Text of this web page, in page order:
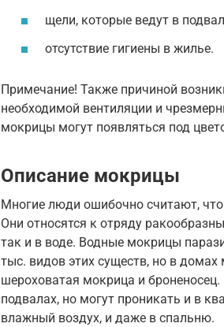
щели, которые ведут в
отсутствие гигиены в жилье.
Примечание! Также причиной
необходимой вентиляции и
мокрицы могут появляться под
Описание мокрицы
Многие люди ошибочно считают,
Они относятся к отряду
так и в воде. Водные мокрицы
тыс. видов этих существ, но в домах
шероховатая мокрица и
подвалах, но могут проникать и в
влажный воздух, и даже в спальню.